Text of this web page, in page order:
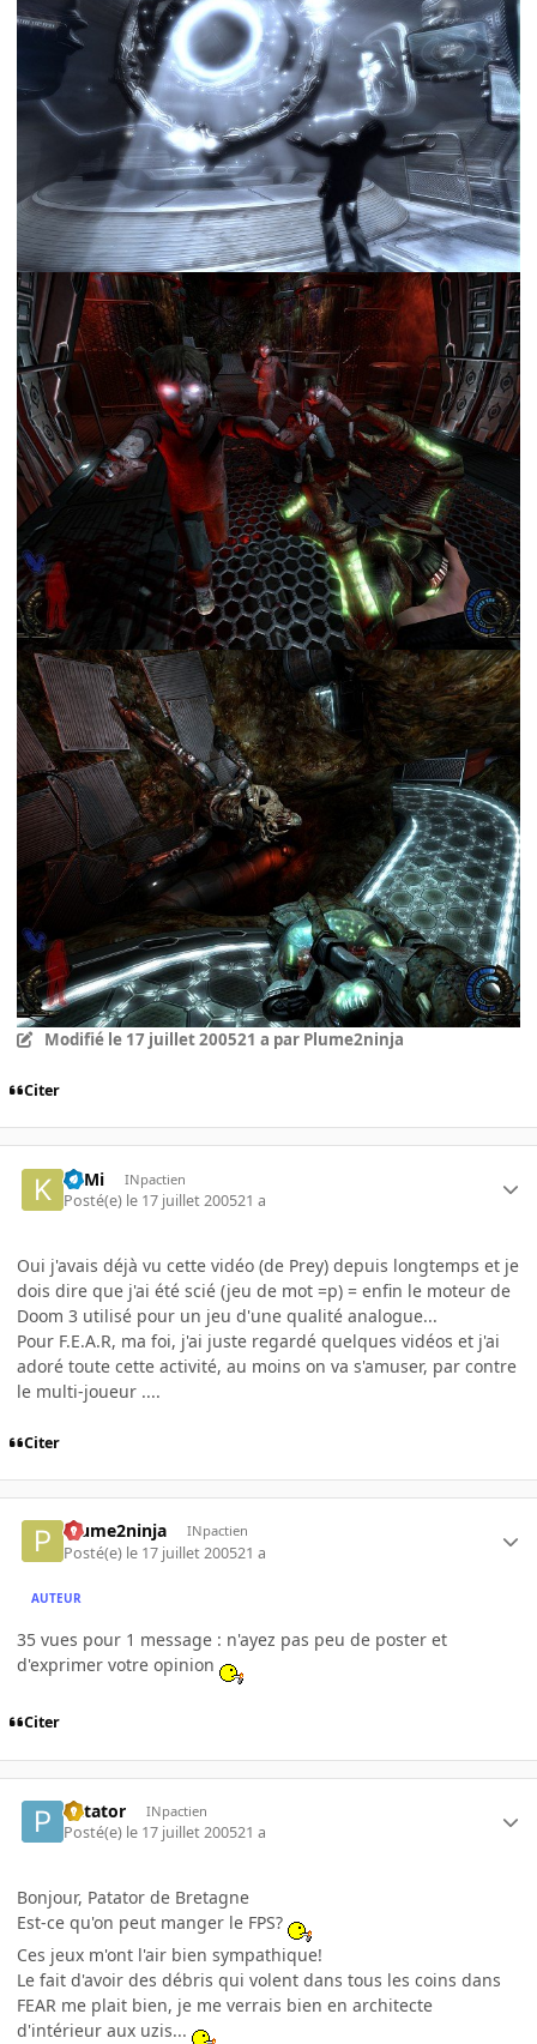
Modifié le 17 juillet 200521 a par Plume2ninja
Citer
KilMi INpactien
Posté(e) le 17 juillet 200521 a
Oui j'avais déjà vu cette vidéo (de Prey) depuis longtemps et je
dois dire que j'ai été scié (jeu de mot =p) = enfin le moteur de
Doom 3 utilisé pour un jeu d'une qualité analogue...
Pour F.E.A.R, ma foi, j'ai juste regardé quelques vidéos et j'ai
adoré toute cette activité, au moins on va s'amuser, par contre
le multi-joueur ....
Citer
Plume2ninja INpactien
Posté(e) le 17 juillet 200521 a
AUTEUR
35 vues pour 1 message : n'ayez pas peu de poster et
d'exprimer votre opinion
Citer
Patator INpactien
Posté(e) le 17 juillet 200521 a
Bonjour, Patator de Bretagne
Est-ce qu'on peut manger le FPS?
Ces jeux m'ont l'air bien sympathique!
Le fait d'avoir des débris qui volent dans tous les coins dans
FEAR me plait bien, je me verrais bien en architecte
d'intérieur aux uzis...